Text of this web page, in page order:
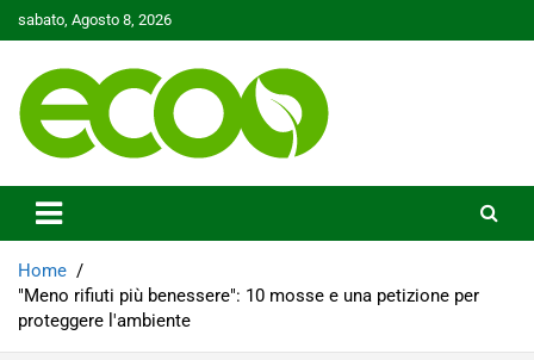
to
sabato, Agosto 8, 2026
Ecoo.it
Home
"Meno rifiuti più benessere": 10 mosse e una petizione per
proteggere l'ambiente